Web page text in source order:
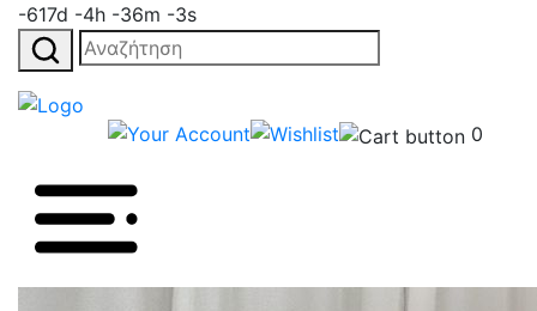
-617d -4h -36m -3s
Αναζήτηση
για:
0